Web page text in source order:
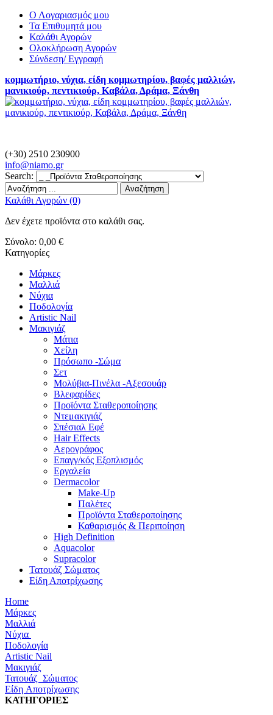
Ο Λογαριασμός μου
Τα Επιθυμητά μου
Καλάθι Αγορών
Ολοκλήρωση Αγορών
Σύνδεση/ Εγγραφή
κομμωτήριο, νύχια, είδη κομμωτηρίου, βαφές μαλλιών,
μανικιούρ, πεντικιούρ, Καβάλα, Δράμα, Ξάνθη
(+30) 2510 230900
info@niamo.gr
Search:
Αναζήτηση
Καλάθι Αγορών (0)
Δεν έχετε προϊόντα στο καλάθι σας.
Σύνολο: 0,00 €
Κατηγορίες
Μάρκες
Μαλλιά
Νύχια
Ποδολογία
Artistic Nail
Μακιγιάζ
Μάτια
Χείλη
Πρόσωπο -Σώμα
Σετ
Μολύβια-Πινέλα -Αξεσουάρ
Βλεφαρίδες
Προϊόντα Σταθεροποίησης
Ντεμακιγιάζ
Σπέσιαλ Εφέ
Hair Effects
Αερογράφος
Επαγγ/κός Εξοπλισμός
Εργαλεία
Dermacolor
Make-Up
Παλέτες
Προϊόντα Σταθεροποίησης
Καθαρισμός & Περιποίηση
High Definition
Aquacolor
Supracolor
Τατουάζ Σώματος
Είδη Αποτρίχωσης
Home
Μάρκες
Μαλλιά
Νύχια
Ποδολογία
Artistic Nail
Μακιγιάζ
Τατουάζ Σώματος
Είδη Αποτρίχωσης
ΚΑΤΗΓΟΡΙΕΣ